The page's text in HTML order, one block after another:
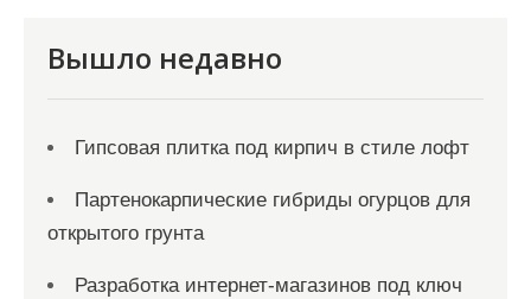
Вышло недавно
Гипсовая плитка под кирпич в стиле лофт
Партенокарпические гибриды огурцов для
открытого грунта
Разработка интернет-магазинов под ключ